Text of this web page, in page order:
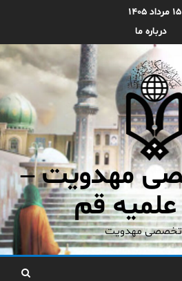
۱۵ مرداد ۱۴۰۵
درباره ما
مهدویت –
قم
تخصصی مهدویت